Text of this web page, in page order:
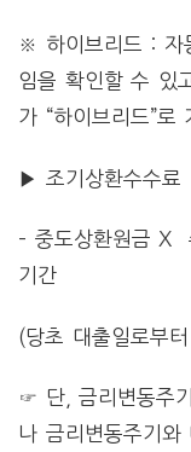
※ 하이브리드 : 자
임을 확인할 수 있
가 “하이브리드”로
▶ 조기상환수수료
– 중도상환원금 X
기간
(당초 대출일로부
☞ 단, 금리변동주
나 금리변동주기와